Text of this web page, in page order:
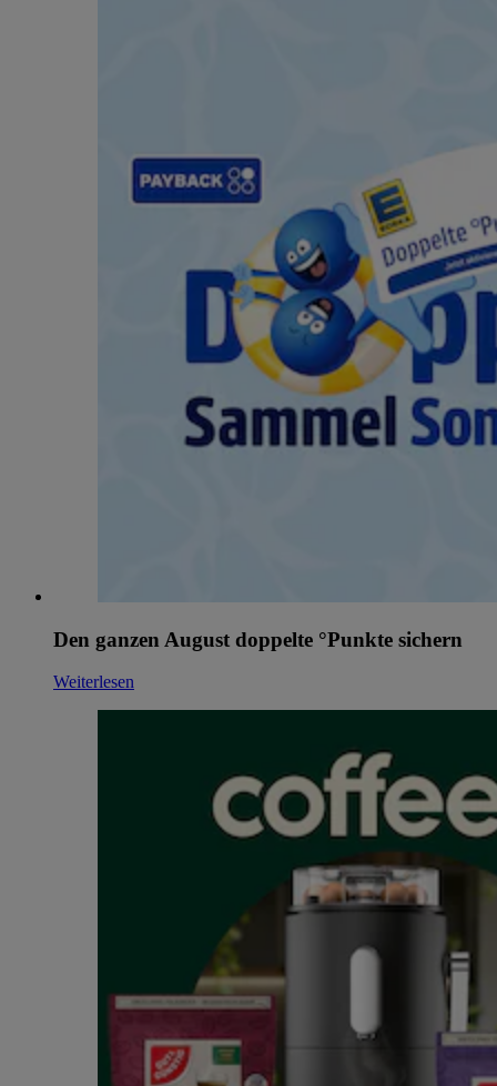
Den ganzen August doppelte °Punkte sichern
Weiterlesen